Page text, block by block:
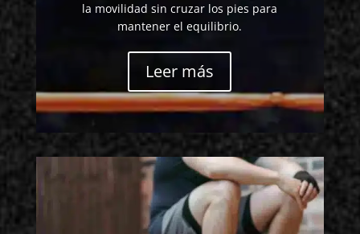
la movilidad sin cruzar los pies para
mantener el equilibrio.
Leer más